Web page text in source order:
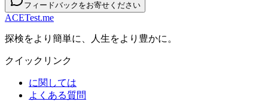
フィードバックをお寄せください
ACETest.me
探検をより簡単に、人生をより豊かに。
クイックリンク
に関しては
よくある質問